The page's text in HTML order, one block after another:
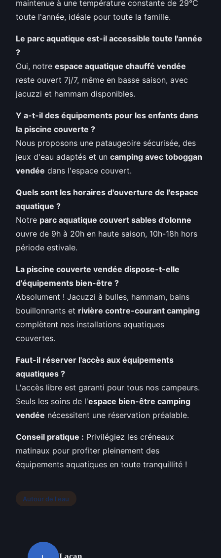
maintenue à une température constante de 29°C
toute l'année, idéale pour toute la famille.
Le parc aquatique est-il accessible toute l'année
?
Oui, notre espace aquatique chauffé vendée
reste ouvert 7j/7, même en basse saison, avec
jacuzzi et hammam disponibles.
Y a-t-il des équipements pour les enfants dans
la piscine couverte ?
Nous proposons une pataugeoire sécurisée, des
jeux d'eau adaptés et un camping avec toboggan
vendée dans l'espace couvert.
Quels sont les horaires d'ouverture de l'espace
aquatique ?
Notre parc aquatique couvert sables d'olonne
ouvre de 9h à 20h en haute saison, 10h-18h hors
période estivale.
La piscine couverte vendée dispose-t-elle
d'équipements bien-être ?
Absolument ! Jacuzzi à bulles, hammam, bains
bouillonnants et rivière contre-courant camping
complètent nos installations aquatiques
couvertes.
Faut-il réserver l'accès aux équipements
aquatiques ?
L'accès libre est garanti pour tous nos campeurs.
Seuls les soins de l'espace bien-être camping
vendée nécessitent une réservation préalable.
Conseil pratique : Privilégiez les créneaux
matinaux pour profiter pleinement des
équipements aquatiques en toute tranquillité !
Autour de l'eau